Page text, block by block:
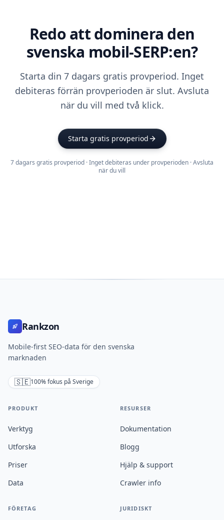
Redo att dominera den
svenska mobil-SERP:en?
Starta din 7 dagars gratis provperiod. Inget
debiteras förrän provperioden är slut. Avsluta
när du vill med två klick.
Starta gratis provperiod
7 dagars gratis provperiod · Inget debiteras under provperioden · Avsluta
när du vill
Rankzon
Mobile-first SEO-data för den svenska
marknaden
🇸🇪100% fokus på Sverige
PRODUKT
Verktyg
Utforska
Priser
Data
RESURSER
Dokumentation
Blogg
Hjälp & support
Crawler info
FÖRETAG JURIDISKT